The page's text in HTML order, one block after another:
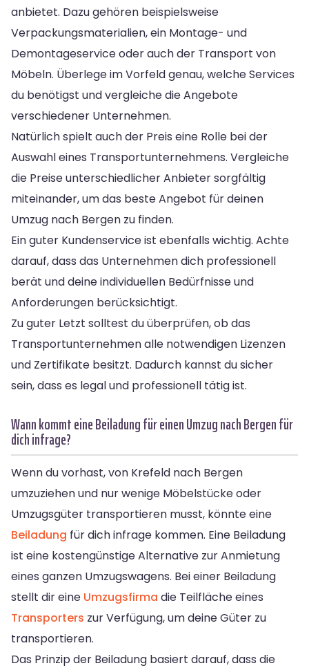
anbietet. Dazu gehören beispielsweise
Verpackungsmaterialien, ein Montage- und
Demontageservice oder auch der Transport von
Möbeln. Überlege im Vorfeld genau, welche Services
du benötigst und vergleiche die Angebote
verschiedener Unternehmen.
Natürlich spielt auch der Preis eine Rolle bei der
Auswahl eines Transportunternehmens. Vergleiche
die Preise unterschiedlicher Anbieter sorgfältig
miteinander, um das beste Angebot für deinen
Umzug nach Bergen zu finden.
Ein guter Kundenservice ist ebenfalls wichtig. Achte
darauf, dass das Unternehmen dich professionell
berät und deine individuellen Bedürfnisse und
Anforderungen berücksichtigt.
Zu guter Letzt solltest du überprüfen, ob das
Transportunternehmen alle notwendigen Lizenzen
und Zertifikate besitzt. Dadurch kannst du sicher
sein, dass es legal und professionell tätig ist.
Wann kommt eine Beiladung für einen Umzug nach Bergen für
dich infrage?
Wenn du vorhast, von Krefeld nach Bergen
umzuziehen und nur wenige Möbelstücke oder
Umzugsgüter transportieren musst, könnte eine
Beiladung für dich infrage kommen. Eine Beiladung
ist eine kostengünstige Alternative zur Anmietung
eines ganzen Umzugswagens. Bei einer Beiladung
stellt dir eine Umzugsfirma die Teilfläche eines
Transporters zur Verfügung, um deine Güter zu
transportieren.
Das Prinzip der Beiladung basiert darauf, dass die